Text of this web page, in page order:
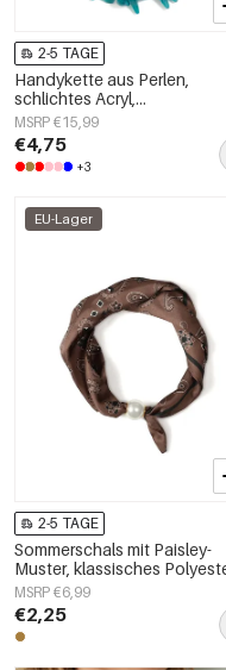
2-5 TAGE
Handykette aus Perlen,
schlichtes Acryl,
Alltagsaccessoire
MSRP €15,99
€4,75
+3
EU-Lager
2-5 TAGE
Sommerschals mit Paisley-
Muster, klassisches
Alltagsaccessoires
MSRP €6,99
€2,25